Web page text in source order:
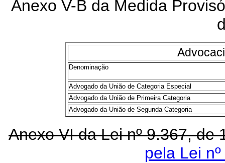
Anexo V-B da Medida
Denominação
Advogado da União de Categoria Especial
Advogado da União de Primeira Categoria
Advogado da União de Segunda Categoria
Anexo VI da Lei nº 9.367,
pela Lei